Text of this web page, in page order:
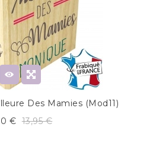
Des Mamies (mod11)
€ 13,95 €